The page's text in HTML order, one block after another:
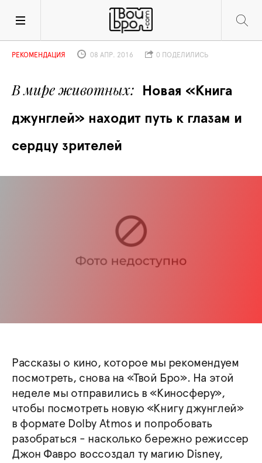
В мире животных
Новая «Книга
джунглей» находит путь к глазам и
сердцу зрителей
РЕКОМЕНДАЦИЯ 08 АПР. 2016 0 ПОДЕЛИЛИСЬ
Рассказы о кино, которое мы рекомендуем
посмотреть, снова на «Твой Бро». На этой
неделе мы отправились в «Киносферу»,
чтобы посмотреть новую «Книгу джунглей»
в формате Dolby Atmos и попробовать
разобраться - насколько бережно режиссер
Джон Фавро воссоздал ту магию Disney,